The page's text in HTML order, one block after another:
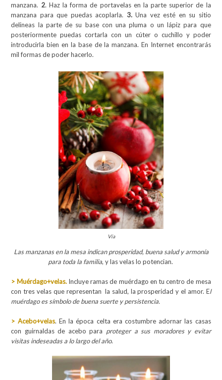
manzana. 2. Haz la forma de portavelas en la parte superior de la
manzana para que puedas acoplarla. 3.Una vez esté en su sitio
delineas la parte de su base con una pluma o un lápiz para que
posteriormente puedas cortarla con un cúter o cuchillo y poder
introducirla bien en la base de la manzana. En Internet encontrarás
mil formas de poder hacerlo.
Vía
Las manzanas en la mesa indican prosperidad, buena salud y armonía
para toda la familia, y las velas lo potencian.
> Muérdago+velas. Incluye ramas de muérdago en tu centro de mesa
con tres velas que representan la salud, la prosperidad y el amor. El
muérdago es símbolo de buena suerte y persistencia.
> Acebo+velas. En la época celta era costumbre adornar las casas
con guirnaldas de acebo para proteger a sus moradores y evitar
visitas indeseadas a lo largo del año.